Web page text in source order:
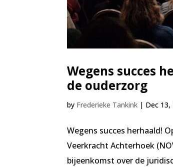
Wegens succes
de ouderzorg
by Frederieke Tankink | Dec 13,
Wegens succes herhaald!
Veerkracht Achterhoek
bijeenkomst over de